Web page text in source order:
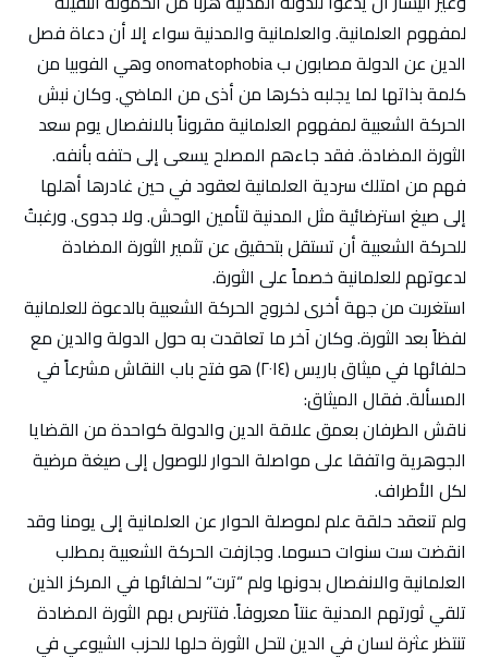
لمفهوم العلمانية. والعلمانية والمدنية سواء إلا أن دعاة فصل
الدين عن الدولة مصابون ب onomatophobia وهي الفوبيا من
كلمة بذاتها لما يجلبه ذكرها من أذى من الماضي. وكان نبش
الحركة الشعبية لمفهوم العلمانية مقروناً بالانفصال يوم سعد
الثورة المضادة. فقد جاءهم المصلح يسعى إلى حتفه بأنفه.
فهم من امتلك سردية العلمانية لعقود في حين غادرها أهلها
إلى صيغ استرضائية مثل المدنية لتأمين الوحش. ولا جدوى. ورغبتُ
للحركة الشعبية أن تستقل بتحقيق عن تثمير الثورة المضادة
لدعوتهم للعلمانية خصماً على الثورة.
استغربت من جهة أخرى لخروج الحركة الشعبية بالدعوة للعلمانية
لفظاً بعد الثورة. وكان آخر ما تعاقدت به حول الدولة والدين مع
حلفائها في ميثاق باريس (٢٠١٤) هو فتح باب النقاش مشرعاً في
المسألة. فقال الميثاق:
ناقش الطرفان بعمق علاقة الدين والدولة كواحدة من القضايا
الجوهرية واتفقا على مواصلة الحوار للوصول إلى صيغة مرضية
لكل الأطراف.
ولم تنعقد حلقة علم لموصلة الحوار عن العلمانية إلى يومنا وقد
انقضت ست سنوات حسوما. وجازفت الحركة الشعبية بمطلب
العلمانية والانفصال بدونها ولم “ترت” لحلفائها في المركز الذين
تلقي ثورتهم المدنية عنتاً معروفاً. فتتربص بهم الثورة المضادة
تنتظر عثرة لسان في الدين لتحل الثورة حلها للحزب الشيوعي في